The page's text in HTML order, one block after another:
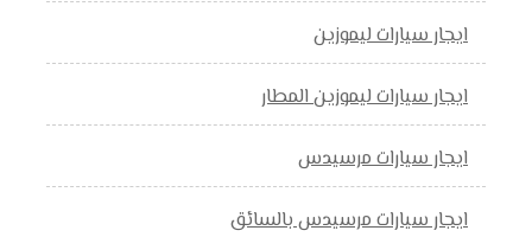
ايجار سيارات ليموزين
ايجار سيارات ليموزين المطار
ايجار سيارات مرسيدس
ايجار سيارات مرسيدس بالسائق